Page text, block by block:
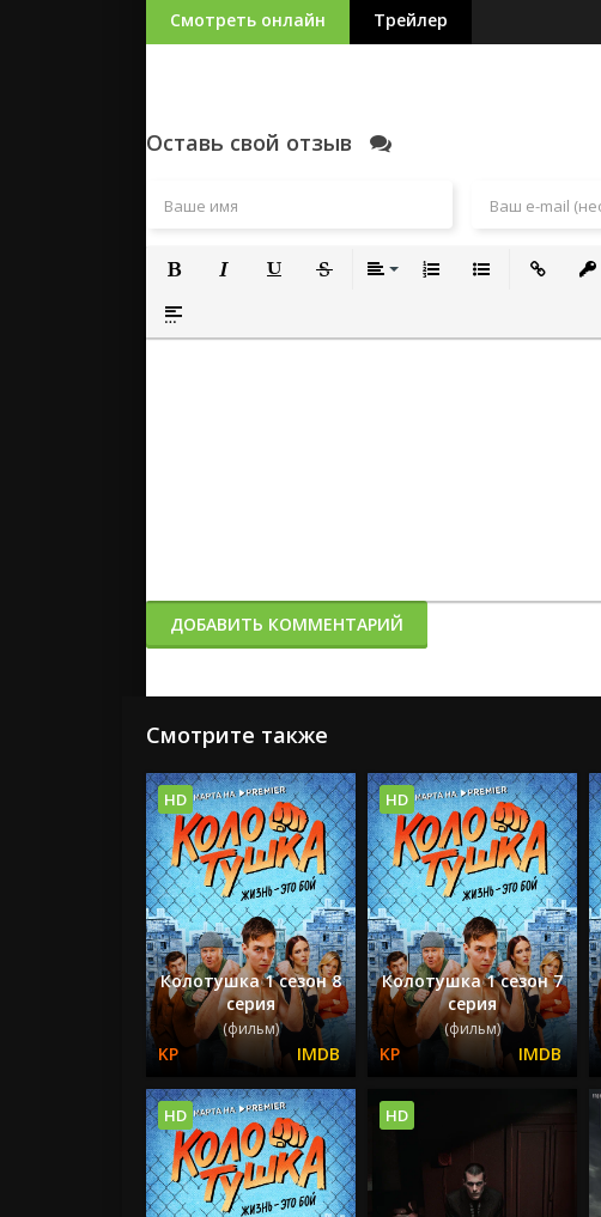
Смотреть онлайн Трейлер
Оставь свой отзыв
Полужирный
Вставка спойлера
ДОБАВИТЬ КОММЕНТАРИЙ
Смотрите также
Колотушка 1 сезон 8
серия
(фильм)
HD
Колотушка 1 сезон 7
серия
(фильм)
HD
HD HD